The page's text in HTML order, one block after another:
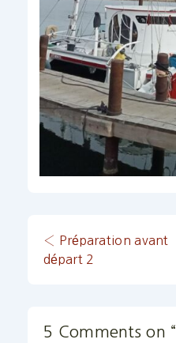
Navigation
de
Previous
Post
‹ Préparation avant
départ 2
5 Comments on “